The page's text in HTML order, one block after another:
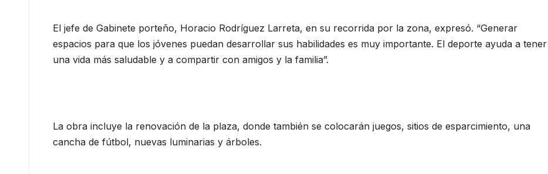
El jefe de Gabinete porteño, Horacio Rodríguez Larreta, en su recorrida por la zona, expresó. “Generar
espacios para que los jóvenes puedan desarrollar sus habilidades es muy importante. El deporte ayuda a tener
una vida más saludable y a compartir con amigos y la familia”.
La obra incluye la renovación de la plaza, donde también se colocarán juegos, sitios de esparcimiento, una
cancha de fútbol, nuevas luminarias y árboles.